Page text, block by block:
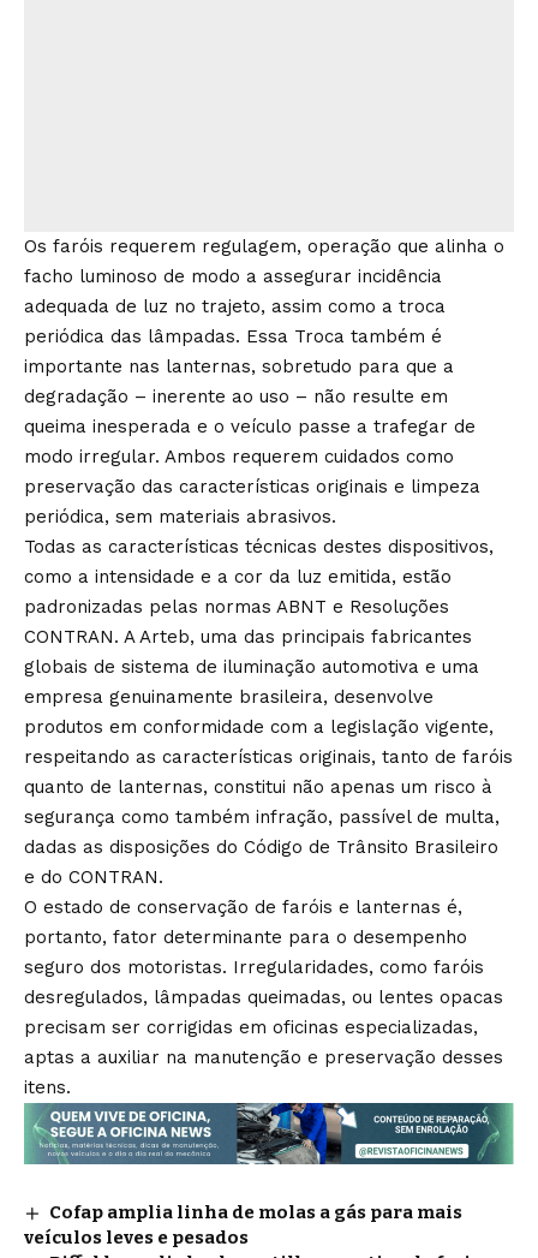
Os faróis requerem regulagem, operação que alinha o
facho luminoso de modo a assegurar incidência
adequada de luz no trajeto, assim como a troca
periódica das lâmpadas. Essa Troca também é
importante nas lanternas, sobretudo para que a
degradação – inerente ao uso – não resulte em
queima inesperada e o veículo passe a trafegar de
modo irregular. Ambos requerem cuidados como
preservação das características originais e limpeza
periódica, sem materiais abrasivos.
Todas as características técnicas destes dispositivos,
como a intensidade e a cor da luz emitida, estão
padronizadas pelas normas ABNT e Resoluções
CONTRAN. A Arteb, uma das principais fabricantes
globais de sistema de iluminação automotiva e uma
empresa genuinamente brasileira, desenvolve
produtos em conformidade com a legislação vigente,
respeitando as características originais, tanto de faróis
quanto de lanternas, constitui não apenas um risco à
segurança como também infração, passível de multa,
dadas as disposições do Código de Trânsito Brasileiro
e do CONTRAN.
O estado de conservação de faróis e lanternas é,
portanto, fator determinante para o desempenho
seguro dos motoristas. Irregularidades, como faróis
desregulados, lâmpadas queimadas, ou lentes opacas
precisam ser corrigidas em oficinas especializadas,
aptas a auxiliar na manutenção e preservação desses
itens.
Cofap amplia linha de molas a gás para mais
veículos leves e pesados